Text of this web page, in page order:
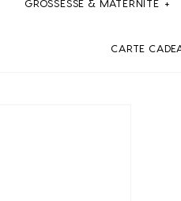
GROSSESSE & MATERNITE
CARTE